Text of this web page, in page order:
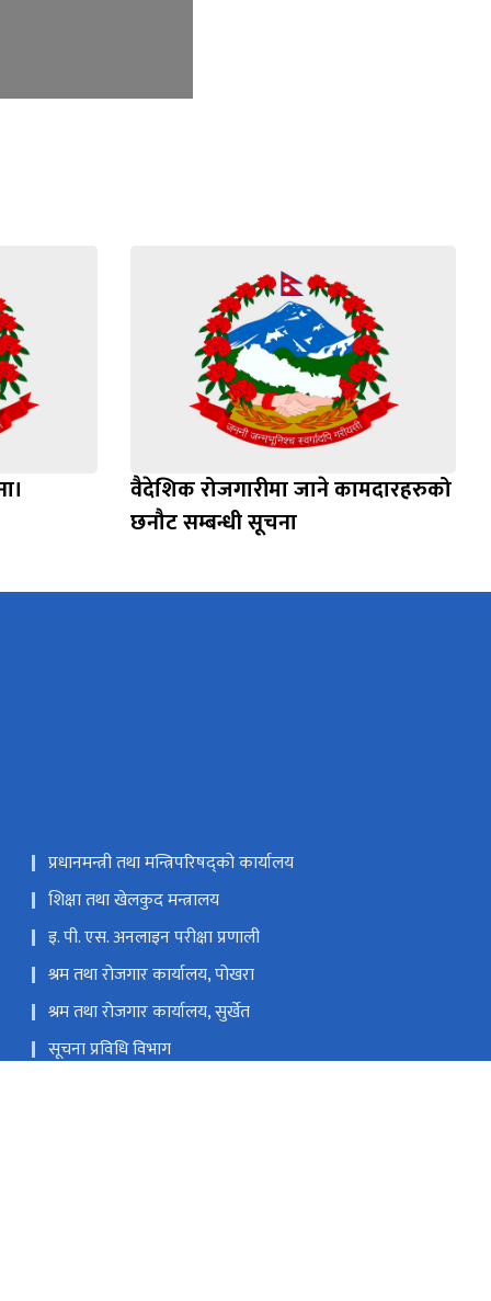
वैदेशिक रोजगारीमा जाने कामदारहरुको
छनौट सम्बन्धी सूचना
प्रधानमन्त्री तथा मन्त्रिपरिषद्को कार्यालय
शिक्षा तथा खेलकुद मन्त्रालय
इ. पी. एस. अनलाइन परीक्षा प्रणाली
श्रम तथा रोजगार कार्यालय, पोखरा
श्रम तथा रोजगार कार्यालय, सुर्खेत
सूचना प्रविधि विभाग